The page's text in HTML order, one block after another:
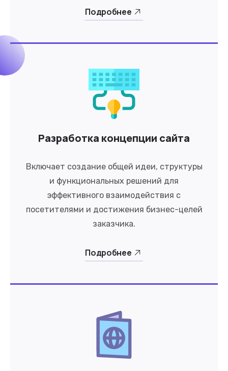
Подробнее
Разработка концепции сайта
Включает создание общей идеи, структуры
и функциональных решений для
эффективного взаимодействия с
посетителями и достижения бизнес-целей
заказчика.
Подробнее